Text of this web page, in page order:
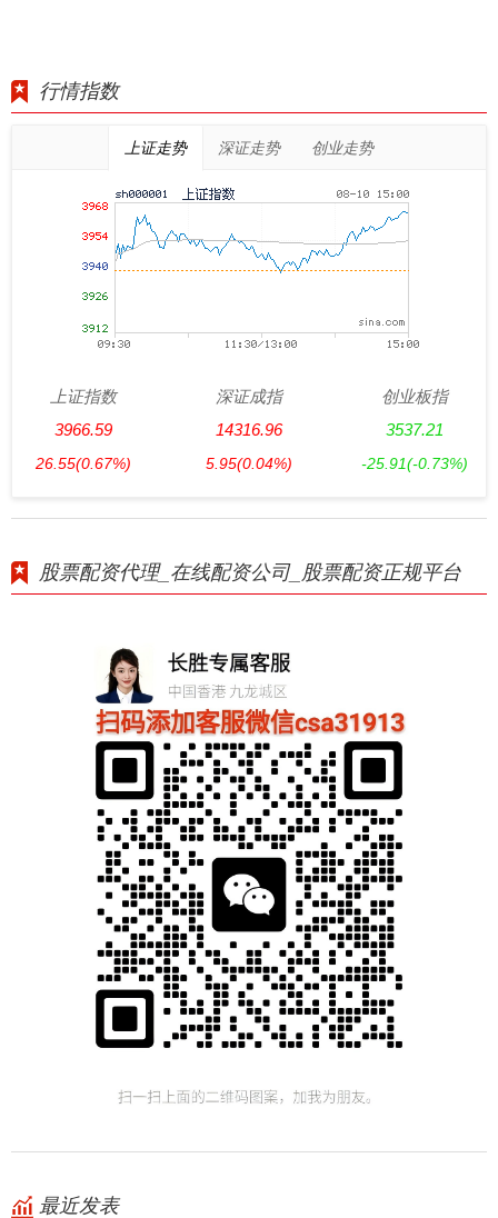
行情指数
上证走势 深证走势 创业走势
上证指数
3966.59
26.55(0.67%)
深证成指
14316.96
5.95(0.04%)
创业板指
3537.21
-25.91(-0.73%)
股票配资代理_在线配资公司_股票配资正规平台
最近发表